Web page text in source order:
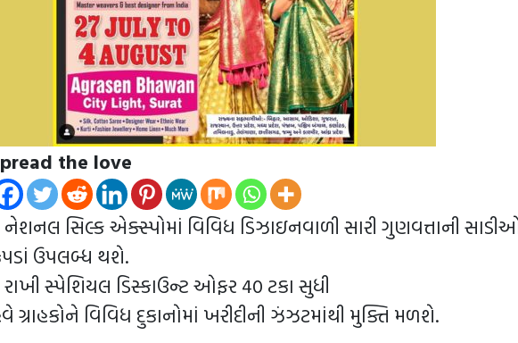
the love
નેશનલ સિલ્ક એક્સ્પોમાં વિવિધ ડિઝાઇનવાળી સારી ગુણવત્તાની
ઉપલબ્ધ થશે.
રાખી સ્પેશિયલ ડિસ્કાઉન્ટ ઓફર 40 ટકા સુધી
ગ્રાહકોને વિવિધ દુકાનોમાં ખરીદીની ઝંઝટમાંથી મુક્તિ મળશે.